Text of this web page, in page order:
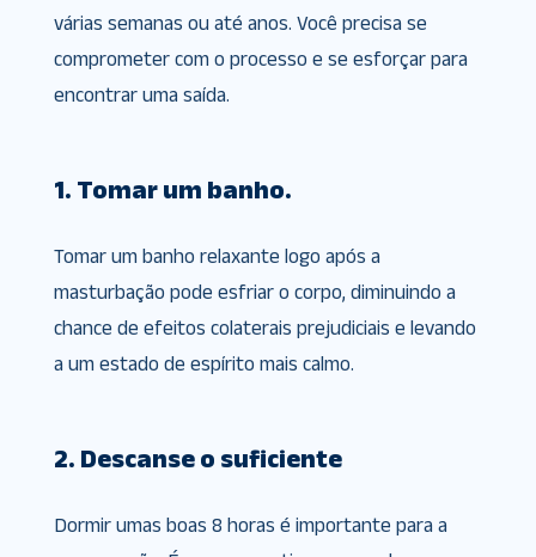
várias semanas ou até anos. Você precisa se
comprometer com o processo e se esforçar para
encontrar uma saída.
1. Tomar um banho.
Tomar um banho relaxante logo após a
masturbação pode esfriar o corpo, diminuindo a
chance de efeitos colaterais prejudiciais e levando
a um estado de espírito mais calmo.
2. Descanse o suficiente
Dormir umas boas 8 horas é importante para a